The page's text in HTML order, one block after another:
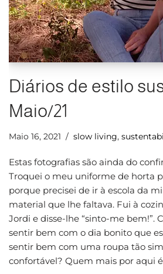
Diários de estilo
Maio/21
Maio 16, 2021 slow living,
Estas fotografias são ainda do
Troquei o meu uniforme de horta
porque precisei de ir à escola da
material que lhe faltava. Fui à
Jordi e disse-lhe “sinto-me bem!”.
sentir bem com o dia bonito que
sentir bem com uma roupa tão
confortável? Quem mais por aqui